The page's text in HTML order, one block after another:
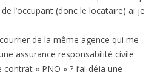
l’occupant (donc le locataire) ai je
de la même agence qui me
assurance responsabilité civile
« PNO » ? j’ai déja une